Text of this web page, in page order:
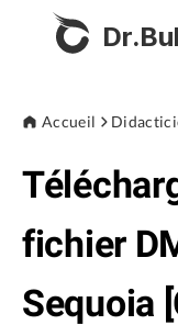
Produits
BuhoCleaner
BuhoRepair
Boutique
Blog
Accueil
fichier
Sequoia